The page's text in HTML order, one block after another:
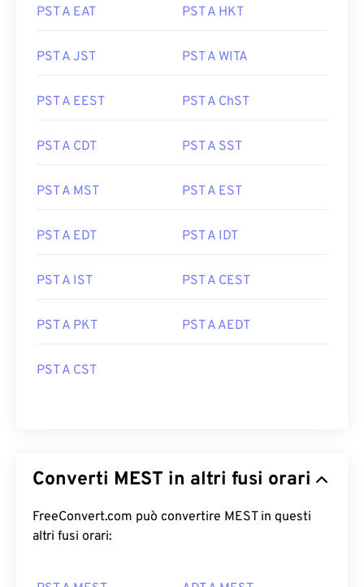
PST A EAT PST A HKT
PST A JST PST A WITA
PST A EEST PST A ChST
PST A CDT PST A SST
PST A MST PST A EST
PST A EDT PST A IDT
PST A IST PST A CEST
PST A PKT PST A AEDT
PST A CST
Converti MEST in altri fusi orari
FreeConvert.com può convertire MEST in questi
altri fusi orari: